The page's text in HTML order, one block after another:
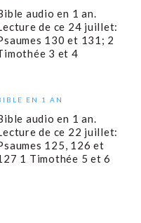
audio en 1 an.
de ce 24 juillet:
130 et 131; 2
3 et 4
EN 1 AN
audio en 1 an.
de ce 22 juillet:
125, 126 et
1 Timothée 5 et 6